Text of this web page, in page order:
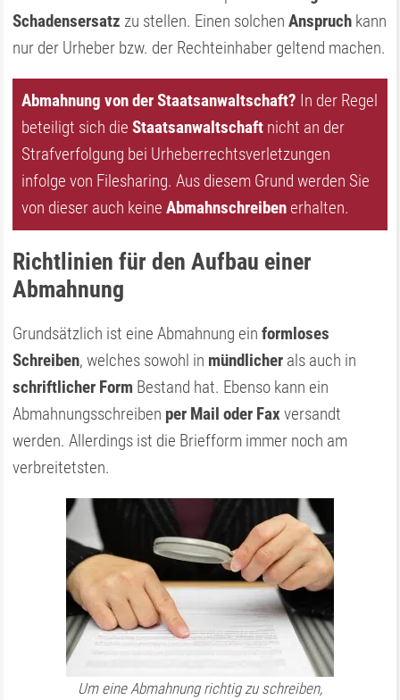
Schadensersatz zu stellen. Einen solchenAnspruch kann
nur der Urheber bzw. der Rechteinhaber geltend machen.
Abmahnung von der Staatsanwaltschaft? In der Regel
beteiligt sich dieStaatsanwaltschaft nicht an der
Strafverfolgung bei Urheberrechtsverletzungen
infolge von Filesharing. Aus diesem Grund werden Sie
von dieser auch keineAbmahnschreiben erhalten.
Richtlinien für den Aufbau einer
Abmahnung
Grundsätzlich ist eine Abmahnung einformloses
Schreiben, welches sowohl in mündlicher als auch in
schriftlicher Form Bestand hat. Ebenso kann ein
Abmahnungsschreiben per Mail oder Faxversandt
werden. Allerdings ist die Briefform immer noch am
verbreitetsten.
Um eine Abmahnung richtig zu schreiben,